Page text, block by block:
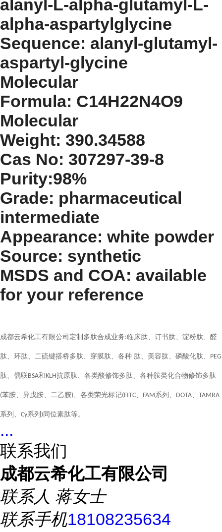
alanyl-L-alpha-glutamyl-L-
alpha-aspartylglycine
Sequence: alanyl-glutamyl-
aspartyl-glycine
Molecular
Formula: C14H22N4O9
Molecular
Weight: 390.34588
Cas No: 307297-39-8
Purity:98%
Grade: pharmaceutical
intermediate
Appearance: white powder
Source: synthetic
MSDS and COA: available
for your reference
成都云希化工有限公司定制多肽合成业务:临床肽、订书肽、淀粉肽、醛
肽、环肽、二硫键搭桥多肽、穿膜肽、各种 肽、美容肽、磷酸化肽、 PEG
肽、偶联BSA和KLH抗原肽、各类酸修饰多肽、各种胺类化合物修饰多肽
(苯胺、异戊胺、二乙胺)、各类荣光标记(FITC、 FAM系列、 DOTA、 TAMRA
系列、 Cy系列 ) 同位素肽等。
...
联系我们
成都云希化工有限公司
联系人 蒋女士
联系手机18108235634